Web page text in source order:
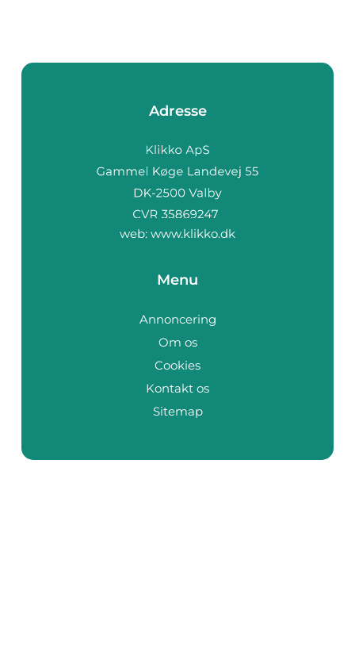
Adresse
web: www.klikko.dk
Menu
Annoncering
Om os
Cookies
Kontakt os
Sitemap